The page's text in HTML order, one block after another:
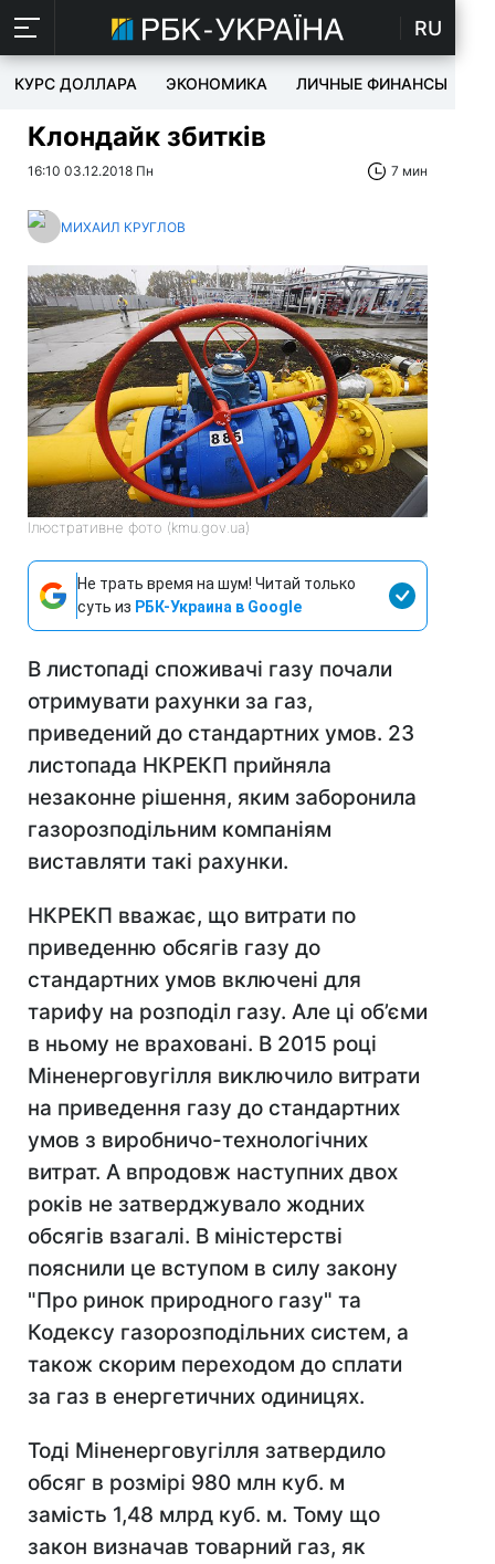
RU
КУРС ДОЛЛАРА ЭКОНОМИКА ЛИЧНЫЕ ФИНАНСЫ
Клондайк збитків
16:10 03.12.2018 Пн 7 мин
МИХАИЛ КРУГЛОВ
Ілюстративне фото (kmu.gov.ua)
Не трать время на шум! Читай только
суть из РБК-Украина в Google
В листопаді споживачі газу почали
отримувати рахунки за газ,
приведений до стандартних умов. 23
листопада НКРЕКП прийняла
незаконне рішення, яким заборонила
газорозподільним компаніям
виставляти такі рахунки.
НКРЕКП вважає, що витрати по
приведенню обсягів газу до
стандартних умов включені для
тарифу на розподіл газу. Але ці об’єми
в ньому не враховані. В 2015 році
Міненерговугілля виключило витрати
на приведення газу до стандартних
умов з виробничо-технологічних
витрат. А впродовж наступних двох
років не затверджувало жодних
обсягів взагалі. В міністерстві
пояснили це вступом в силу закону
"Про ринок природного газу" та
Кодексу газорозподільних систем, а
також скорим переходом до сплати
за газ в енергетичних одиницях.
Тоді Міненерговугілля затвердило
обсяг в розмірі 980 млн куб. м
замість 1,48 млрд куб. м. Тому що
закон визначав товарний газ, як